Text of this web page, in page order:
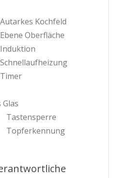
Autarkes Kochfeld
Ebene Oberfläche
Induktion
Schnellaufheizung
Timer
Glas
Tastensperre
Topferkennung